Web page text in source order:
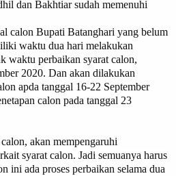
dan Bakhtiar sudah memenuhi
calon Bupati Batanghari yang belum
waktu dua hari melakukan
waktu perbaikan syarat calon,
2020. Dan akan dilakukan
apda tanggal 16-22 September
calon pada tanggal 23
akan mempengaruhi
syarat calon. Jadi semuanya harus
ini ada proses perbaikan selama dua